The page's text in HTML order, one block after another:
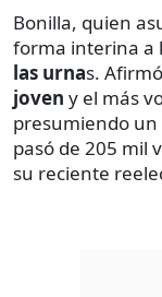
Bonilla, quien
forma interina a
las urnas.
joven y el más
presumiendo
pasó de 205 mil
su reciente